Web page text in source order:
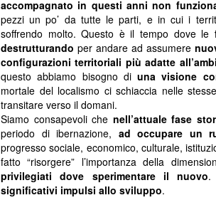
accompagnato in questi anni non
pezzi un po’ da tutte le parti, e in cui i
soffrendo molto. Questo è il tempo dove le
destrutturando per andare ad assumere
configurazioni territoriali più adatte
questo abbiamo bisogno diuna visione
mortale del localismo ci schiaccia nelle
transitare verso il domani.
Siamo consapevoli che nell’attuale fase
periodo di ibernazione, ad occupare un
progresso sociale, economico, culturale,
fatto “risorgere” l’importanza della
privilegiati dove sperimentare il nuovo.
significativi impulsi allo sviluppo.